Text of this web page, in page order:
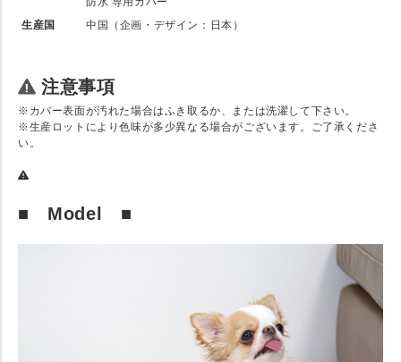
生産国
中国（企画・デザイン：日本）
注意事項
※カバー表面が汚れた場合はふき取るか、または洗濯して下さい。
※生産ロットにより色味が多少異なる場合がございます。ご了承くださ
い。
■ Model ■